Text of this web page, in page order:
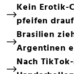
Kein Erotik-
pfeifen drauf
Brasilien
Argentinen
Nach